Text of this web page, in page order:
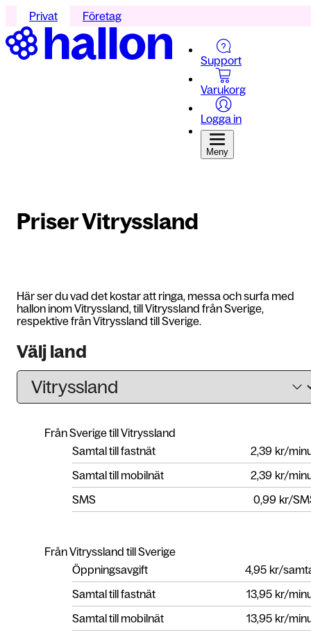
Privat Företag
Support
Varukorg
Logga in
Meny
Priser Vitryssland
Här ser du vad det kostar att ringa, messa och surfa med
hallon inom Vitryssland, till Vitryssland från Sverige,
respektive från Vitryssland till Sverige.
Välj land
Från Sverige till Vitryssland
Samtal till fastnät
2,39 kr/
Samtal till mobilnät
2,39 kr/
SMS
0,99 kr/
Från Vitryssland till Sverige
Öppningsavgift
4,95 kr/
Samtal till fastnät
13,95 kr/
Samtal till mobilnät
13,95 kr/